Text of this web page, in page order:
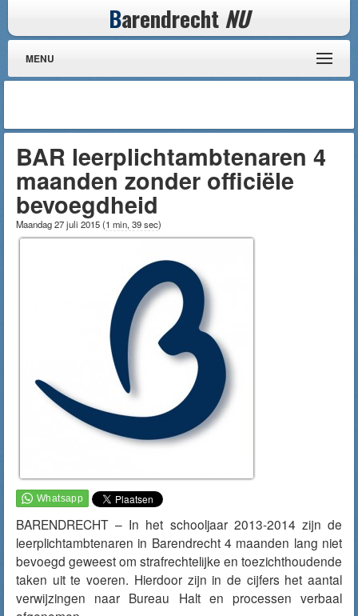
Barendrecht NU
MENU
BAR leerplichtambtenaren 4
maanden zonder officiële
bevoegdheid
Maandag 27 juli 2015(1 min, 39 sec)
BARENDRECHT – In het schooljaar 2013-2014 zijn de
leerplichtambtenaren in Barendrecht 4 maanden lang niet
bevoegd geweest om strafrechtelijke en toezichthoudende
taken uit te voeren. Hierdoor zijn in de cijfers het aantal
verwijzingen naar Bureau Halt en processen verbaal